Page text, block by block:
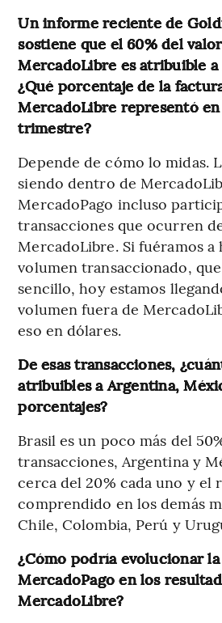
Un informe reciente de
sostiene que el 60% del
MercadoLibre es atribuible
¿Qué porcentaje de la
MercadoLibre representó
trimestre?
Depende de cómo lo midas.
siendo dentro de
MercadoPago incluso
transacciones que ocurren
MercadoLibre. Si fuéramos a
volumen transaccionado,
sencillo, hoy estamos
volumen fuera de
eso en dólares.
De esas transacciones,
atribuibles a Argentina,
porcentajes?
Brasil es un poco más del
transacciones, Argentina y
cerca del 20% cada uno y el
comprendido en los demás
Chile, Colombia, Perú y
¿Cómo podría evolucionar
MercadoPago en los
MercadoLibre?